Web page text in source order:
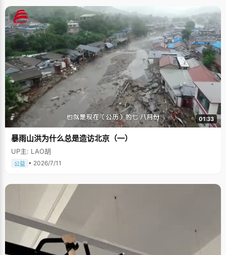
01:33
暴雨山洪为什么总是造访北京（一）
UP主: LAO胡
公益 • 2026/7/11